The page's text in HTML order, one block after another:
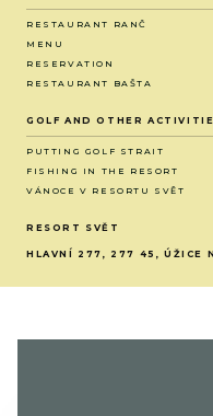
RESTAURANT RANČ
MENU
RESERVATION
RESTAURANT BAŠTA
GOLF AND OTHER
PUTTING GOLF STRAIT
FISHING IN THE RESORT
VÁNOCE V RESORTU SVĚT
RESORT SVĚT
HLAVNÍ 277, 277 45, ÚŽICE